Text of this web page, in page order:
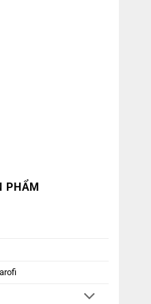
PHẨM